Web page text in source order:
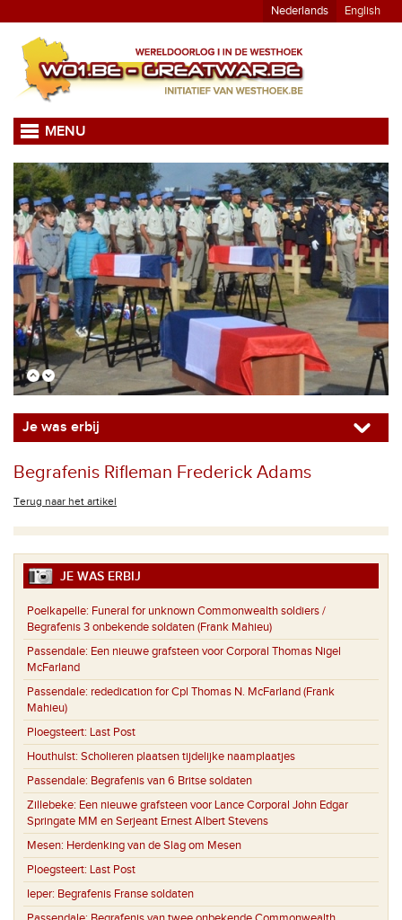
Nederlands English
MENU
Je was erbij
Begrafenis Rifleman Frederick Adams
Terug naar het artikel
JE WAS ERBIJ
Poelkapelle: Funeral for unknown Commonwealth soldiers /
Begrafenis 3 onbekende soldaten (Frank Mahieu)
Passendale: Een nieuwe grafsteen voor Corporal Thomas Nigel
McFarland
Passendale: rededication for Cpl Thomas N. McFarland (Frank
Mahieu)
Ploegsteert: Last Post
Houthulst: Scholieren plaatsen tijdelijke naamplaatjes
Passendale: Begrafenis van 6 Britse soldaten
Zillebeke: Een nieuwe grafsteen voor Lance Corporal John Edgar
Springate MM en Serjeant Ernest Albert Stevens
Mesen: Herdenking van de Slag om Mesen
Ploegsteert: Last Post
Ieper: Begrafenis Franse soldaten